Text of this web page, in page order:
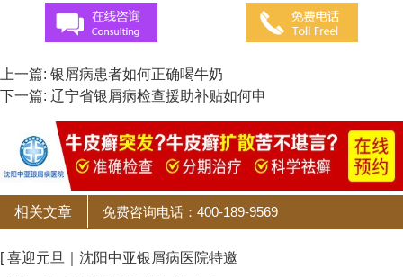
上一篇: 银屑病患者如何正确喝牛奶
下一篇: 辽宁省银屑病检查援助补贴如何申
相关文章 免费咨询电话：400-189-9569
[ 喜迎元旦｜沈阳中亚银屑病医院特邀